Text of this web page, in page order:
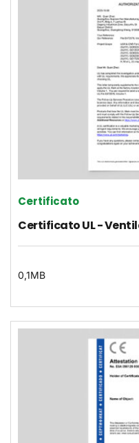
Certificato
Certificato UL -
0,1MB